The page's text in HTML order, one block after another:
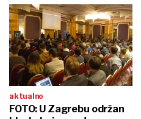
aktualno
FOTO: U Zagrebu održan